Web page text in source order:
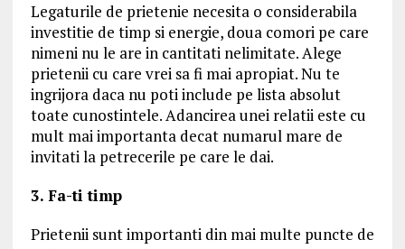
Legaturile de prietenie necesita o considerabila
investitie de timp si energie, doua comori pe care
nimeni nu le are in cantitati nelimitate. Alege
prietenii cu care vrei sa fi mai apropiat. Nu te
ingrijora daca nu poti include pe lista absolut
toate cunostintele. Adancirea unei relatii este cu
mult mai importanta decat numarul mare de
invitati la petrecerile pe care le dai.
3. Fa-ti timp
Prietenii sunt importanti din mai multe puncte de